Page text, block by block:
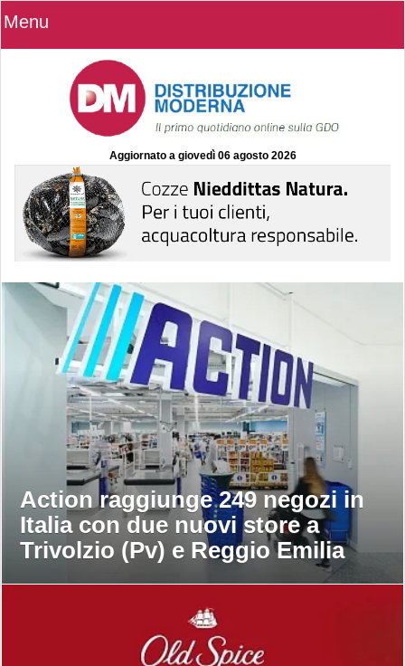
Menu
Aggiornato a giovedì 06 agosto 2026
Action raggiunge 249 negozi in
Italia con due nuovi store a
Trivolzio (Pv) e Reggio Emilia